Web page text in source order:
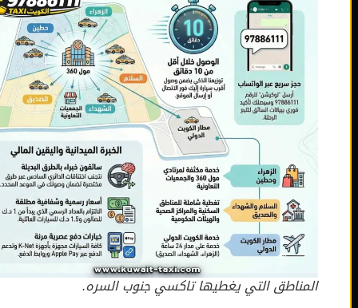
المناطق التي يغطيها تاكسي جنوب السره.